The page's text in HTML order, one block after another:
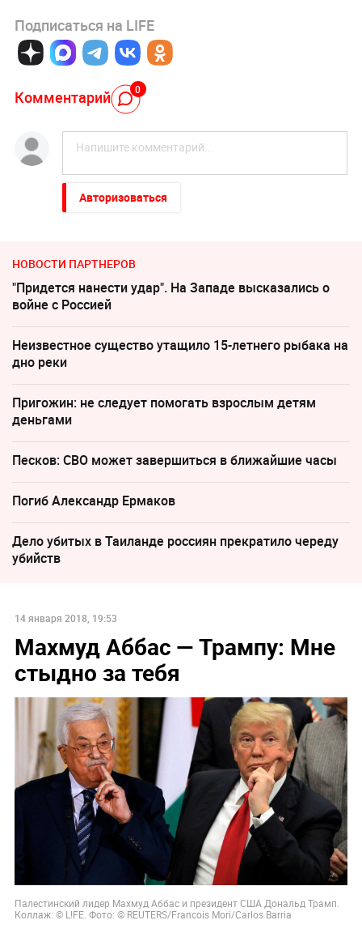
Подписаться на LIFE
Комментарий 0
Авторизоваться
НОВОСТИ ПАРТНЕРОВ
"Придется нанести удар". На Западе высказались о
войне с Россией
Неизвестное существо утащило 15-летнего рыбака на
дно реки
Пригожин: не следует помогать взрослым детям
деньгами
Песков: СВО может завершиться в ближайшие часы
Погиб Александр Ермаков
Дело убитых в Таиланде россиян прекратило череду
убийств
14 января 2018, 19:53
Махмуд Аббас — Трампу: Мне
стыдно за тебя
Палестинский лидер Махмуд Аббас и президент США Дональд Трамп.
Коллаж: © L!FE. Фото: © REUTERS/Francois Mori/Carlos Barria